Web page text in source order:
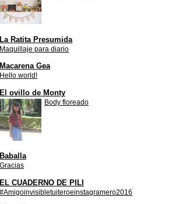
La Ratita Presumida
Maquillaje para diario
Macarena Gea
Hello world!
El ovillo de Monty
Body floreado
Baballa
Gracias
EL CUADERNO DE PILI
#Amigoinvisibletuiteroeinstagramero2016